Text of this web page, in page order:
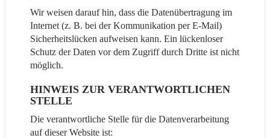
Wir weisen darauf hin, dass die Datenübertragung im
Internet (z. B. bei der Kommunikation per E-Mail)
Sicherheitslücken aufweisen kann. Ein lückenloser
Schutz der Daten vor dem Zugriff durch Dritte ist nicht
möglich.
HINWEIS ZUR VERANTWORTLICHEN
STELLE
Die verantwortliche Stelle für die Datenverarbeitung
auf dieser Website ist: